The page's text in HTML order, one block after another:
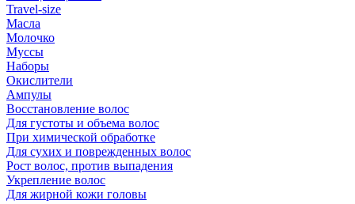
Travel-size
Масла
Молочко
Муссы
Наборы
Окислители
Ампулы
Восстановление волос
Для густоты и объема волос
При химической обработке
Для сухих и поврежденных волос
Рост волос, против выпадения
Укрепление волос
Для жирной кожи головы